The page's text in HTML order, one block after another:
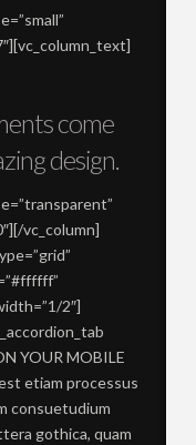
come
design.
vc_column]
2″]
YOUR MOBILE
etiam processus
consuetudium
gothica, quam